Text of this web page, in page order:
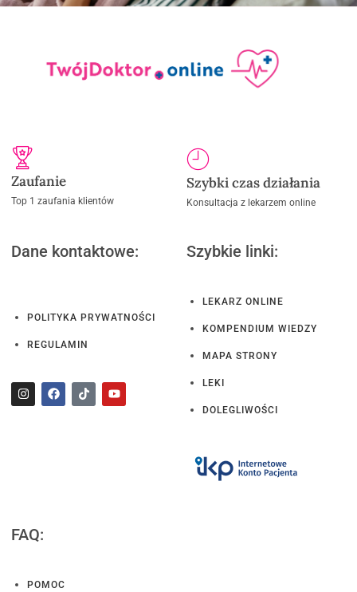
Zaufanie
Top 1 zaufania klientów
Szybki czas działania
Konsultacja z lekarzem online
Dane kontaktowe:
POLITYKA PRYWATNOŚCI
REGULAMIN
Szybkie linki:
LEKARZ ONLINE
KOMPENDIUM WIEDZY
MAPA STRONY
LEKI
DOLEGLIWOŚCI
FAQ:
POMOC